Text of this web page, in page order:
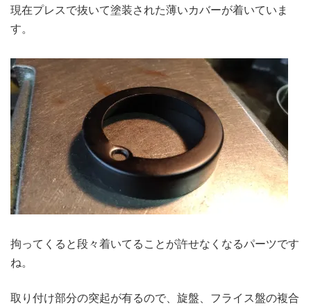
現在プレスで抜いて塗装された薄いカバーが着いていま
す。
拘ってくると段々着いてることが許せなくなるパーツです
ね。
取り付け部分の突起が有るので、旋盤、フライス盤の複合